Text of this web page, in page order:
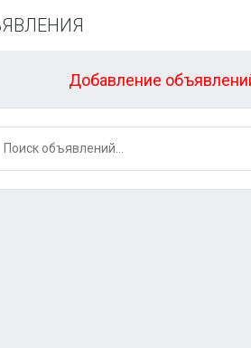
Добавление